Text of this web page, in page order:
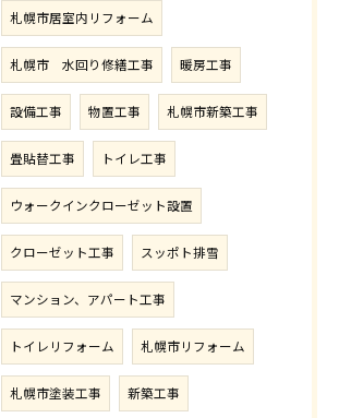
札幌市居室内リフォーム
札幌市 水回り修繕工事 暖房工事
設備工事 物置工事 札幌市新築工事
畳貼替工事 トイレ工事
ウォークインクローゼット設置
クローゼット工事 スッポト排雪
マンション、アパート工事
トイレリフォーム 札幌市リフォーム
札幌市塗装工事 新築工事